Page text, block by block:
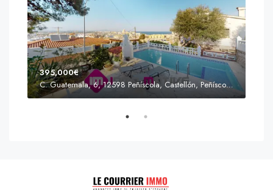
395,000€
C. Guatemala, 6, 12598 Peñíscola, Castellón, Peñíscola, Communauté valencienne